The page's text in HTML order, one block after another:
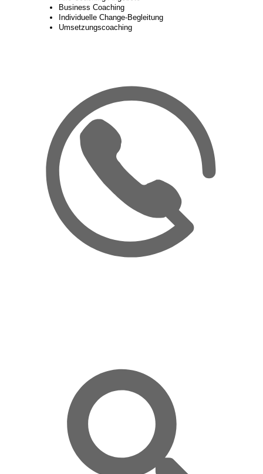
Business Coaching
Individuelle Change-Begleitung
Umsetzungscoaching